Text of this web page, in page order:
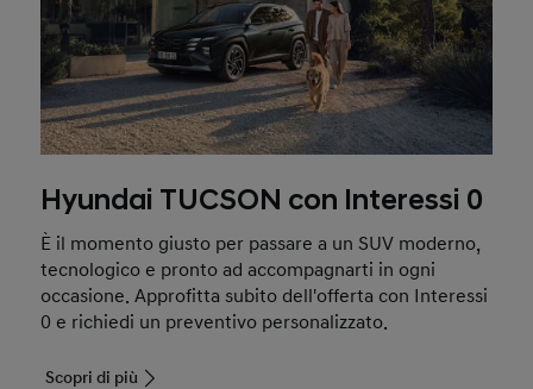
Hyundai TUCSON con Interessi 0
È il momento giusto per passare a un SUV moderno,
tecnologico e pronto ad accompagnarti in ogni
occasione. Approfitta subito dell'offerta con Interessi
0 e richiedi un preventivo personalizzato.
Scopri di più